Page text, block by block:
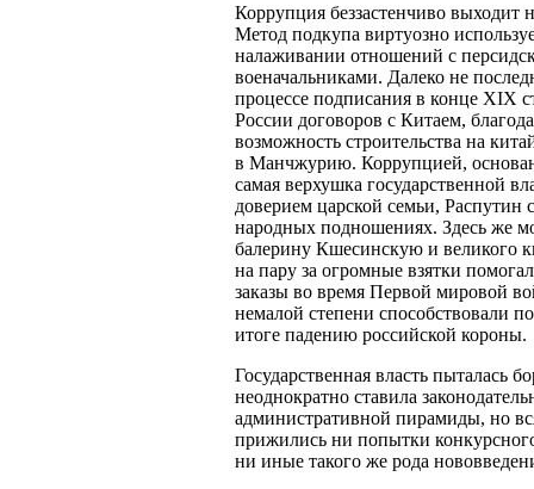
Коррупция беззастенчиво
Метод подкупа виртуозно
налаживании отношений с
военачальниками. Далеко не
процессе подписания в конце XIX
России договоров с Китаем,
возможность строительства на
в Манчжурию. Коррупцией,
самая верхушка государственной
доверием царской семьи, Распутин
народных подношениях. Здесь же
балерину Кшесинскую и великого
на пару за огромные взятки
заказы во время Первой мировой
немалой степени способствовали
итоге падению российской короны.
Государственная власть пыталась
неоднократно ставила
административной пирамиды, но
прижились ни попытки
ни иные такого же рода